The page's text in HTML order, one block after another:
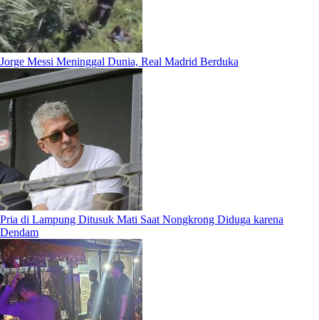
Jorge Messi Meninggal Dunia, Real Madrid Berduka
Pria di Lampung Ditusuk Mati Saat Nongkrong Diduga karena
Dendam